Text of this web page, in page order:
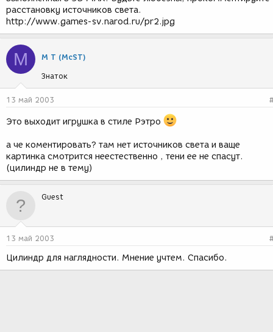
я
расстановку источников света.
http://www.games-sv.narod.ru/pr2.jpg
М М Т (McST)
Знаток
13 май 2003
Это выходит игрушка в стиле Рэтро
а че коментировать? там нет источников света и ваще
картинка смотрится неестественно , тени ее не спасут.
(цилиндр не в тему)
Guest
13 май 2003
Цилиндр для наглядности. Мнение учтем. Спасибо.